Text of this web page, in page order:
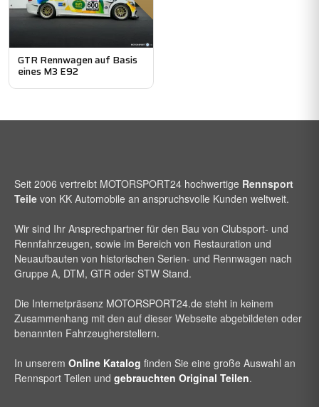
GTR Rennwagen auf Basis
eines M3 E92
Seit 2006 vertreibt MOTORSPORT24 hochwertige Rennsport
Teile von KK Automobile an anspruchsvolle Kunden weltweit.
Wir sind Ihr Ansprechpartner für den Bau von Clubsport- und
Rennfahrzeugen, sowie im Bereich von Restauration und
Neuaufbauten von historischen Serien- und Rennwagen nach
Gruppe A, DTM, GTR oder STW Stand.
Die Internetpräsenz MOTORSPORT24.de steht in keinem
Zusammenhang mit den auf dieser Webseite abgebildeten oder
benannten Fahrzeugherstellern.
In unserem Online Katalog finden Sie eine große Auswahl an
Rennsport Teilen und gebrauchten Original Teilen.